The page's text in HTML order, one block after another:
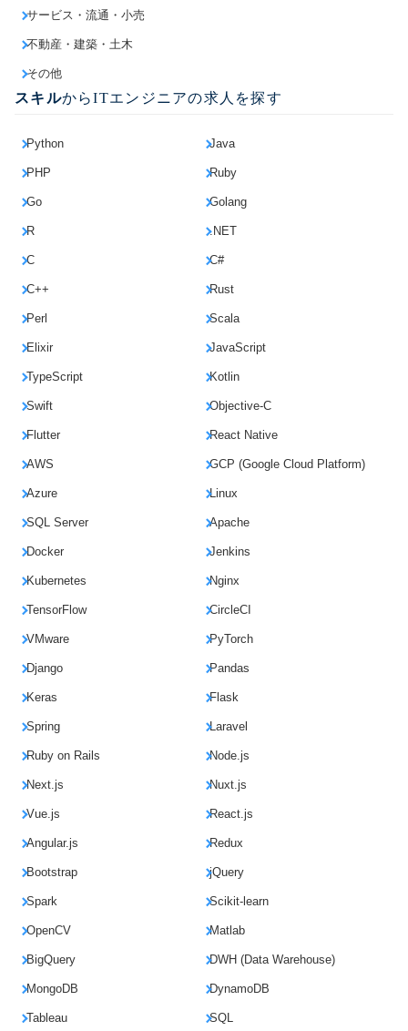
サービス・流通・小売
不動産・建築・土木
その他
スキルからITエンジニアの求人を探す
Python Java
PHP Ruby
Go Golang
R .NET
C C#
C++ Rust
Perl Scala
Elixir JavaScript
TypeScript Kotlin
Swift Objective-C
Flutter React Native
AWS GCP (Google Cloud Platform)
Azure Linux
SQL Server Apache
Docker Jenkins
Kubernetes Nginx
TensorFlow CircleCI
VMware PyTorch
Django Pandas
Keras Flask
Spring Laravel
Ruby on Rails Node.js
Next.js Nuxt.js
Vue.js React.js
Angular.js Redux
Bootstrap jQuery
Spark Scikit-learn
OpenCV Matlab
BigQuery DWH (Data Warehouse)
MongoDB DynamoDB
Tableau SQL